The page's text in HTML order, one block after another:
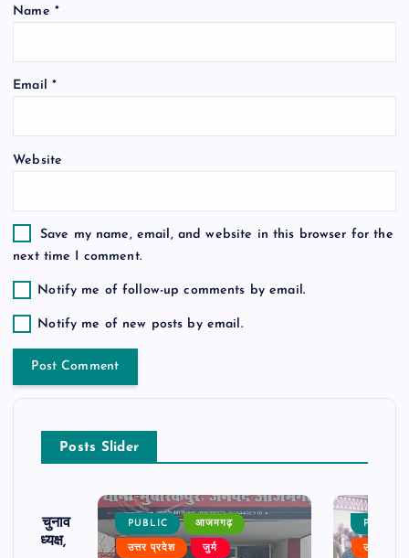
o
n
Name *
Email *
Website
Save my name, email, and website in this browser for the
next time I comment.
Notify me of follow-up comments by email.
Notify me of new posts by email.
Posts Slider
का चुनाव
बने अध्यक्ष,
PUBLIC आजमगढ़
उत्तर प्रदेश जुर्म
PUBLIC
उत्तर